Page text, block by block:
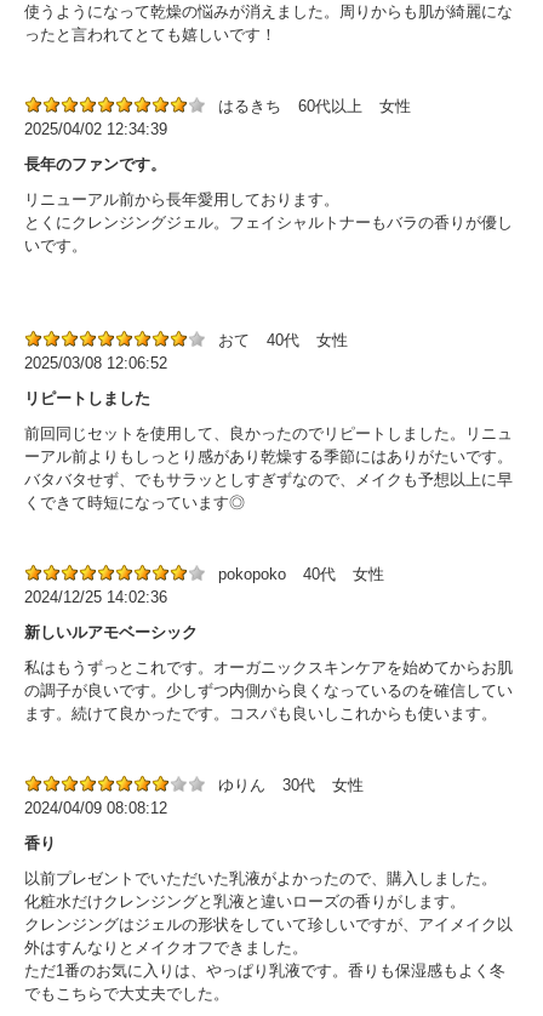
使うようになって乾燥の悩みが消えました。周りからも肌が綺麗にな
ったと言われてとても嬉しいです！
はるきち 60代以上
女性
2025/04/02 12:34:39
長年のファンです。
リニューアル前から長年愛用しております。
とくにクレンジングジェル。フェイシャルトナーもバラの香りが優し
いです。
おて 40代
女性
2025/03/08 12:06:52
リピートしました
前回同じセットを使用して、良かったのでリピートしました。リニュ
ーアル前よりもしっとり感があり乾燥する季節にはありがたいです。
バタバタせず、でもサラッとしすぎずなので、メイクも予想以上に早
くできて時短になっています◎
pokopoko 40代
女性
2024/12/25 14:02:36
新しいルアモベーシック
私はもうずっとこれです。オーガニックスキンケアを始めてからお肌
の調子が良いです。少しずつ内側から良くなっているのを確信してい
ます。続けて良かったです。コスパも良いしこれからも使います。
ゆりん 30代
女性
2024/04/09 08:08:12
香り
以前プレゼントでいただいた乳液がよかったので、購入しました。
化粧水だけクレンジングと乳液と違いローズの香りがします。
クレンジングはジェルの形状をしていて珍しいですが、アイメイク以
外はすんなりとメイクオフできました。
ただ1番のお気に入りは、やっぱり乳液です。香りも保湿感もよく冬
でもこちらで大丈夫でした。